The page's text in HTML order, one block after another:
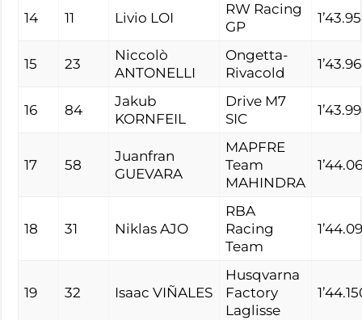
14 11 Livio LOI
RW Racing
GP
15 23
Niccolò
ANTONELLI
Ongetta-
Rivacold
16 84
Jakub
KORNFEIL
Drive M7
SIC
17 58
Juanfran
GUEVARA
MAPFRE
Team
MAHINDRA
18 31 Niklas AJO
RBA
Racing
Team
19 32 Isaac VIÑALES
Husqvarna
Factory
Laglisse